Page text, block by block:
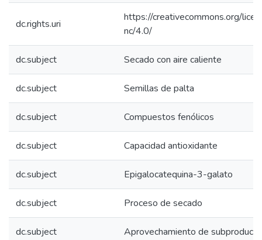
dc.rights.uri
https://creativecommons.org/
nc/4.0/
dc.subject Secado con aire caliente
dc.subject Semillas de palta
dc.subject Compuestos fenólicos
dc.subject Capacidad antioxidante
dc.subject Epigalocatequina-3-galato
dc.subject Proceso de secado
dc.subject Aprovechamiento de